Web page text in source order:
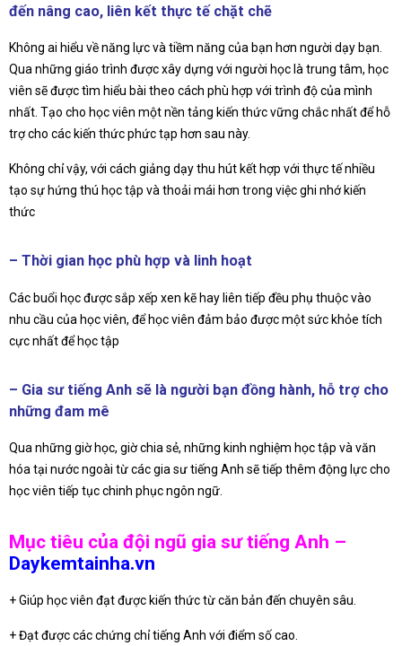
đến nâng cao, liên kết thực tế chặt chẽ
Không ai hiểu về năng lực và tiềm năng của bạn hơn người dạy bạn.
Qua những giáo trình được xây dựng với người học là trung tâm, học
viên sẽ được tìm hiểu bài theo cách phù hợp với trình độ của mình
nhất. Tạo cho học viên một nền tảng kiến thức vững chắc nhất để hỗ
trợ cho các kiến thức phức tạp hơn sau này.
Không chỉ vậy, với cách giảng dạy thu hút kết hợp với thực tế nhiều
tạo sự hứng thú học tập và thoải mái hơn trong việc ghi nhớ kiến
thức
– Thời gian học phù hợp và linh hoạt
Các buổi học được sắp xếp xen kẽ hay liên tiếp đều phụ thuộc vào
nhu cầu của học viên, để học viên đảm bảo được một sức khỏe tích
cực nhất để học tập
– Gia sư tiếng Anh sẽ là người bạn đồng hành, hỗ trợ cho
những đam mê
Qua những giờ học, giờ chia sẻ, những kinh nghiệm học tập và văn
hóa tại nước ngoài từ các gia sư tiếng Anh sẽ tiếp thêm động lực cho
học viên tiếp tục chinh phục ngôn ngữ.
Mục tiêu của đội ngũ gia sư tiếng Anh –
Daykemtainha.vn
+ Giúp học viên đạt được kiến thức từ căn bản đến chuyên sâu.
+ Đạt được các chứng chỉ tiếng Anh với điểm số cao.